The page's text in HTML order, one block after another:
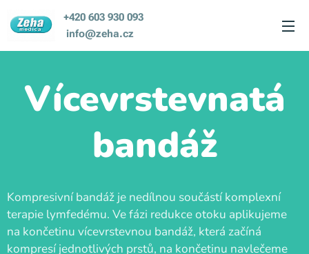
+420 603 930 093
info@zeha.cz
Vícevrstevnatá
bandáž
Kompresivní bandáž je nedílnou součástí komplexní
terapie lymfedému. Ve fázi redukce otoku aplikujeme
na končetinu vícevrstevnou bandáž, která začíná
kompresí jednotlivých prstů, na končetinu navlečeme